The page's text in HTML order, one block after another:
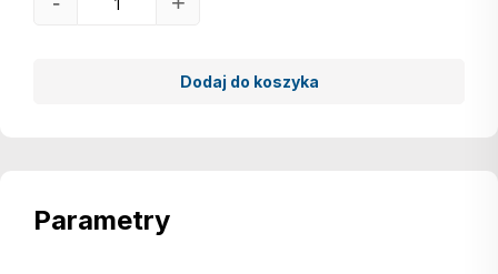
Dodaj do koszyka
Parametry